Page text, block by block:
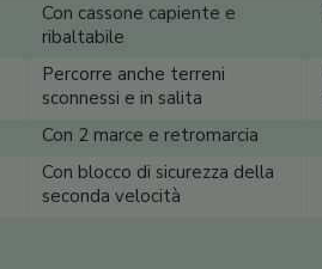
Con cassone capiente e
ribaltabile
Percorre anche terreni
sconnessi e in salita
Con 2 marce e retromarcia
Con blocco di sicurezza della
seconda velocità